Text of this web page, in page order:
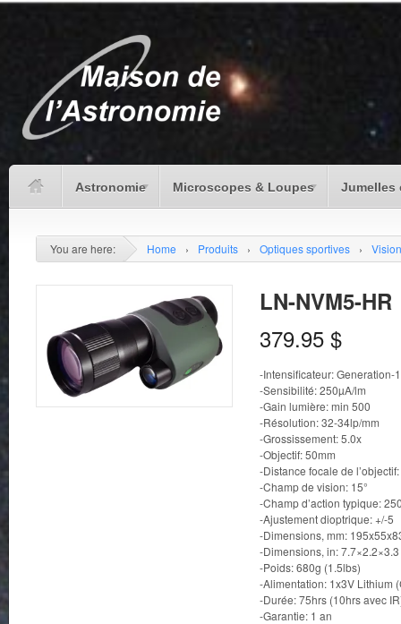
Astronomie Microscopes & Loupes Jumelles
You are here: Home › Produits › Optiques sportives ›
LN-NVM5-HR
379.95 $
-Intensificateur: Generation-
-Sensibilité: 250µA/lm
-Gain lumière: min 500
-Résolution: 32-34lp/mm
-Grossissement: 5.0x
-Objectif: 50mm
-Distance focale de
-Champ de vision: 15°
-Champ d’action typique:
-Ajustement dioptrique: +/-5
-Dimensions, mm:
-Dimensions, in: 7.7×2.2×3.3
-Poids: 680g (1.5lbs)
-Alimentation: 1x3V Lithium
-Durée: 75hrs (10hrs avec
-Garantie: 1 an